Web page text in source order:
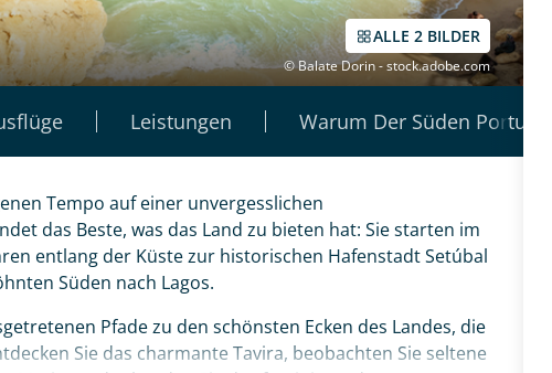
ALLE 2 BILDER
© Balate Dorin - stock.adobe.com
Leistungen Warum Der Süden Portugals
Tempo auf einer unvergesslichen
das Beste, was das Land zu bieten hat: Sie starten im
entlang der Küste zur historischen Hafenstadt Setúbal
Süden nach Lagos.
Pfade zu den schönsten Ecken des Landes, die
Sie das charmante Tavira, beobachten Sie seltene